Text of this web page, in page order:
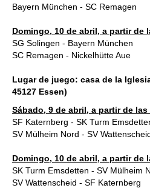
Bayern München - SC Remagen
Domingo, 10 de abril, a partir de
SG Solingen - Bayern München
SC Remagen - Nickelhütte Aue
Lugar de juego: casa de la
45127 Essen)
Sábado, 9 de abril, a partir de las
SF Katernberg - SK Turm
SV Mülheim Nord - SV
Domingo, 10 de abril, a partir de
SK Turm Emsdetten - SV Mülheim
SV Wattenscheid - SF Katernberg